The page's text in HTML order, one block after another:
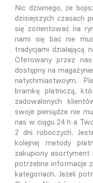
Nic dziwnego, że
dzisiejszych czasach
się zorientować na
nami się bać nie
tradycjami działającą
Oferowany przez
dostępny na
natychmiastwoym.
bramkę płatniczą,
zadowalonych
swoje pieniądze nie
nas w ciągu 24 h a
2 dni roboczych.
kolejnej metody
zakupiony
potrzebne informacje
kategoriach. Jeżeli